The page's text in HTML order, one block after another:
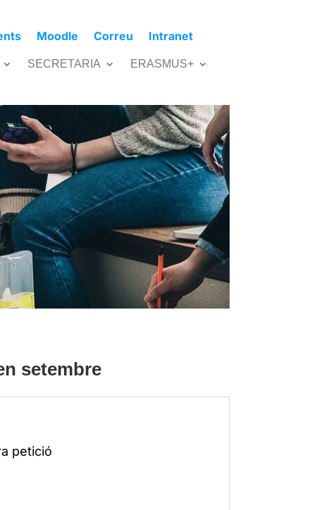
SECRETARIA ERASMUS+
Moodle Correu Intranet
setembre
petició